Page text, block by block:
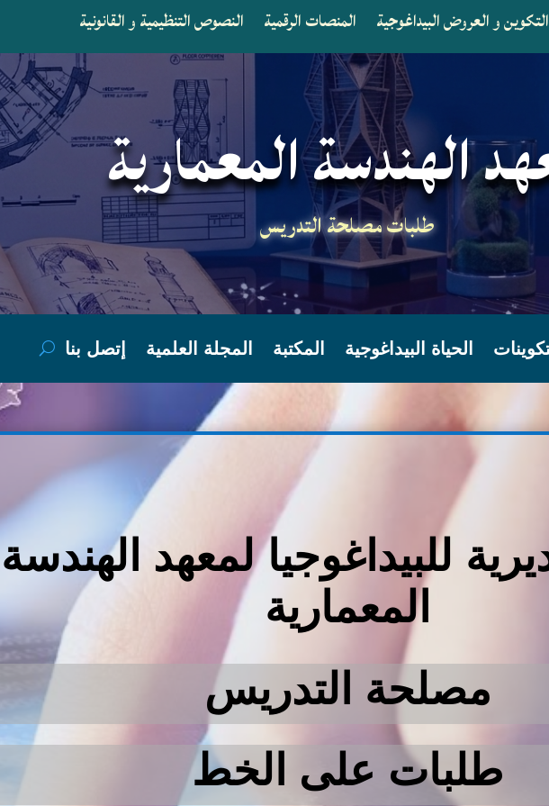
التكوين و العروض البيداغوجية المنصات الرقمية النصوص التنظيمية و القانونية
الهندسة المعمارية
طلبات مصلحة التدريس
الحياة البيداغوجية المكتبة المجلة العلمية إتصل بنا
للبيداغوجيا لمعهد الهندسة
المعمارية
مصلحة التدريس
طلبات على الخط